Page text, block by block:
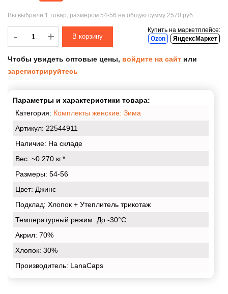
Вы выбрали 1 товар, размером 54-56 на общую сумму 2570 руб.
-
- +
Купить на маркетплейсе:
Ozon
ЯндексМаркет
Чтобы увидеть оптовые цены, войдите на сайт или
зарегистрируйтесь
Параметры и характеристики товара:
Категория: Комплекты женские: Зима
Артикул: 22544911
Наличие: На складе
Вес: ~0.270 кг.*
Размеры: 54-56
Цвет: Джинс
Подклад: Хлопок + Утеплитель трикотаж
Температурный режим: До -30°С
Акрил: 70%
Хлопок: 30%
Производитель: LanaCaps